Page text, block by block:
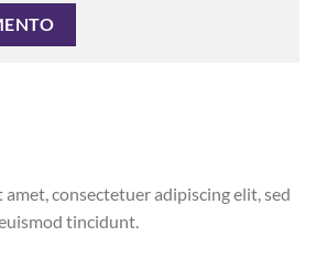
consectetuer adipiscing elit, sed
tincidunt.